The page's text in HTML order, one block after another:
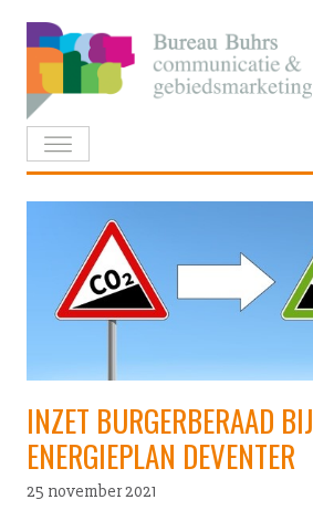
Skip
to
content
INZET BURGERBERAAD BIJ
ENERGIEPLAN DEVENTER
25 november 2021